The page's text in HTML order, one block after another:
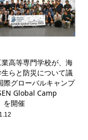
高等専門学校が、海
らと防災について議
際グローバルキャンプ
Global Camp
を開催